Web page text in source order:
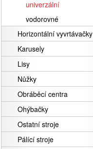
univerzální
vodorovné
Horizontální vyvrtávačky
Karusely
Lisy
Nůžky
Obráběcí centra
Ohýbačky
Ostatní stroje
Pálící stroje